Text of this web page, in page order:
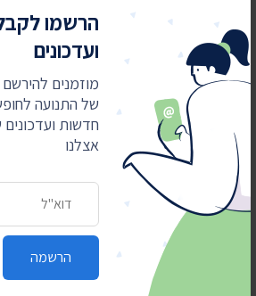
הרשמו
ועדכונים
מוזמנים
של התנועה
חדשות
אצלנו
הרשמה
חדשות אחרונות
חשפנו: דוחות הביקורת על
חרדיים
עתרנו וחשפנו: יומן הפגישות של